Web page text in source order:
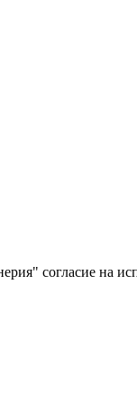
согласие на